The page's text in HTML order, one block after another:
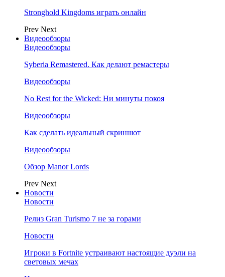
Stronghold Kingdoms играть онлайн
Prev Next
Видеообзоры
Видеообзоры
Syberia Remastered. Как делают ремастеры
Видеообзоры
No Rest for the Wicked: Ни минуты покоя
Видеообзоры
Как сделать идеальный скриншот
Видеообзоры
Обзор Manor Lords
Prev Next
Новости
Новости
Релиз Gran Turismo 7 не за горами
Новости
Игроки в Fortnite устраивают настоящие дуэли на
световых мечах